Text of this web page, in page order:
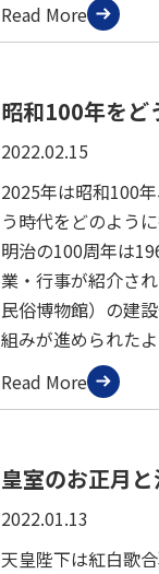
Read More
昭和100年をど
2022.02.15
2025年は昭和100
う時代をどのよう
明治の100周年は
業・行事が紹介さ
民俗博物館）の建
組みが進められたよ
Read More
皇室のお正月
2022.01.13
天皇陛下は紅白歌